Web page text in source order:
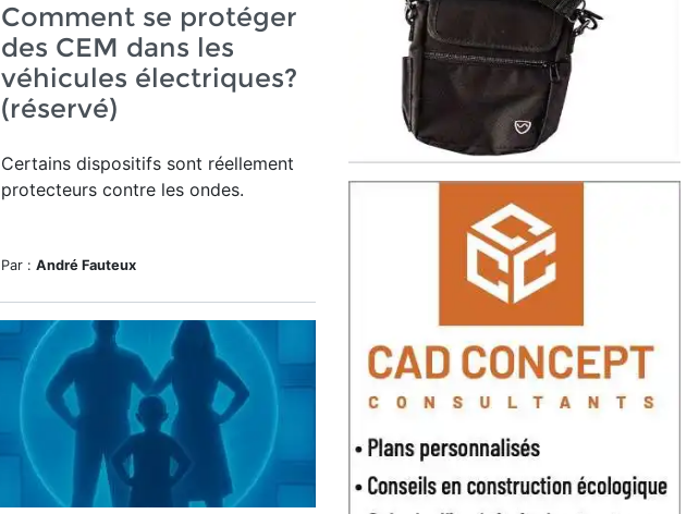
Comment se protéger
des CEM dans les
véhicules électriques?
(réservé)
Certains dispositifs sont réellement
protecteurs contre les ondes.
Par : André Fauteux